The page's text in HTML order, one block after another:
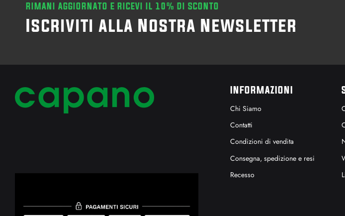
RIMANI AGGIORNATO E RICEVI IL 10% DI SCONTO
Iscriviti alla Nostra Newsletter
INFORMAZIONI
Chi Siamo
Contatti
Condizioni di vendita
Consegna, spedizione e resi
Recesso